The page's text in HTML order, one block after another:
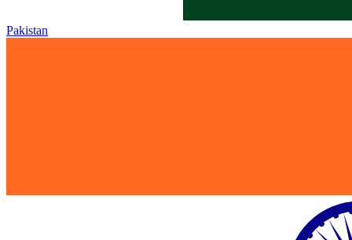
Pakistan